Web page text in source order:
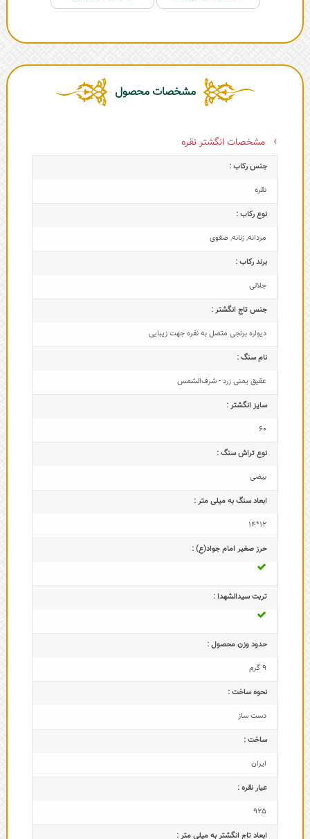
مشخصات محصول
مشخصات انگشتر نقره
جنس رکاب :
نقره
نوع رکاب :
مردانه,زنانه,صفوی
برند رکاب :
جلالی
جنس تاج انگشتر :
دیواره برنجی متصل به نقره جهت زیبایی
نام سنگ :
عقیق یمنی زرد - شرف‌الشمس
سایز انگشتر :
60
نوع تراش سنگ :
بیضی
ابعاد سنگ به میلی متر :
12*14
حرز صغیر امام جواد(ع) :
تربت سیدالشهدا :
حدود وزن محصول :
9 گرم
نحوه ساخت :
دست ساز
ساخت :
ایران
عیار نقره :
925
ابعاد تاج‌ انگشتر به میلی متر :